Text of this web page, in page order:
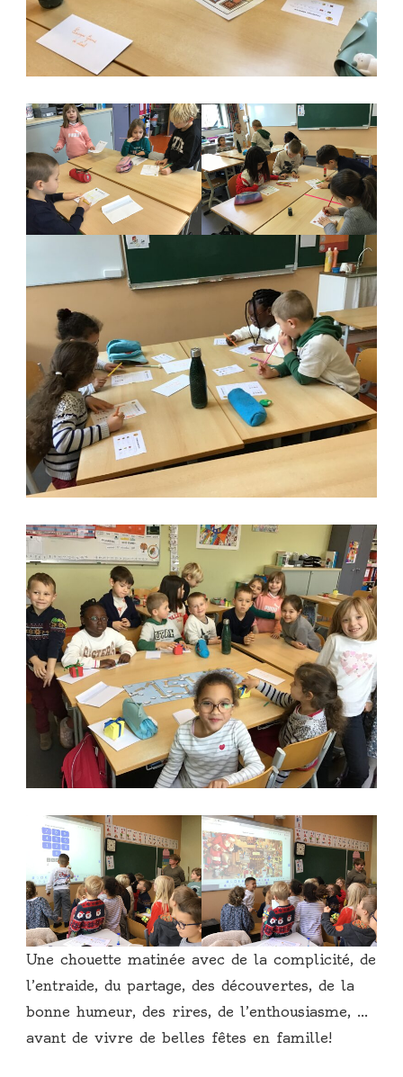
Une chouette matinée avec de la complicité, de
l’entraide, du partage, des découvertes, de la
bonne humeur, des rires, de l’enthousiasme, …
avant de vivre de belles fêtes en famille!